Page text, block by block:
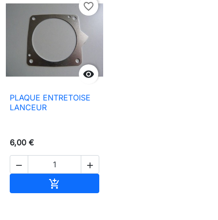

favorite_border
PLAQUE ENTRETOISE
LANCEUR
6,00 €
 
